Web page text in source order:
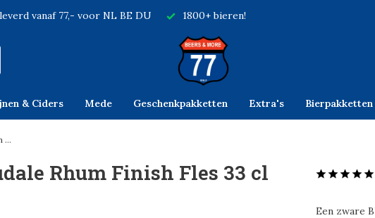
vanaf 77,- voor NL BE DU 1800+ bieren!
& Ciders Mede Geschenkpakketten Extra's Bierpakketten
...
Rhum Finish Fles 33 cl
Een zware